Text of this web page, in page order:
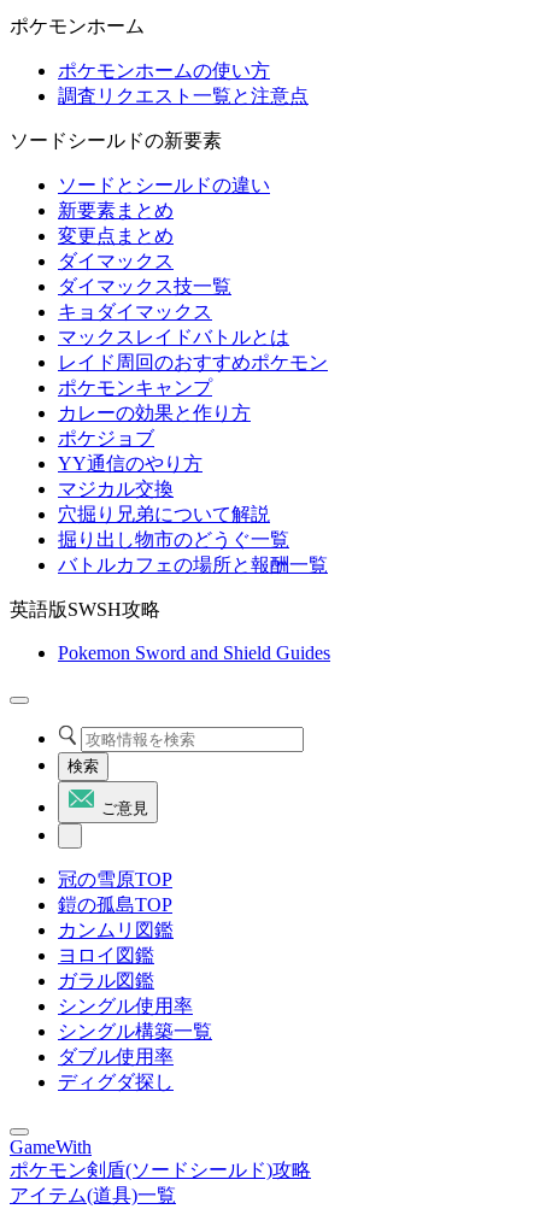
ポケモンホーム
ポケモンホームの使い方
調査リクエスト一覧と注意点
ソードシールドの新要素
ソードとシールドの違い
新要素まとめ
変更点まとめ
ダイマックス
ダイマックス技一覧
キョダイマックス
マックスレイドバトルとは
レイド周回のおすすめポケモン
ポケモンキャンプ
カレーの効果と作り方
ポケジョブ
YY通信のやり方
マジカル交換
穴掘り兄弟について解説
掘り出し物市のどうぐ一覧
バトルカフェの場所と報酬一覧
英語版SWSH攻略
Pokemon Sword and Shield Guides
検索
ご意見
冠の雪原TOP
鎧の孤島TOP
カンムリ図鑑
ヨロイ図鑑
ガラル図鑑
シングル使用率
シングル構築一覧
ダブル使用率
ディグダ探し
GameWith
ポケモン剣盾(ソードシールド)攻略
アイテム(道具)一覧